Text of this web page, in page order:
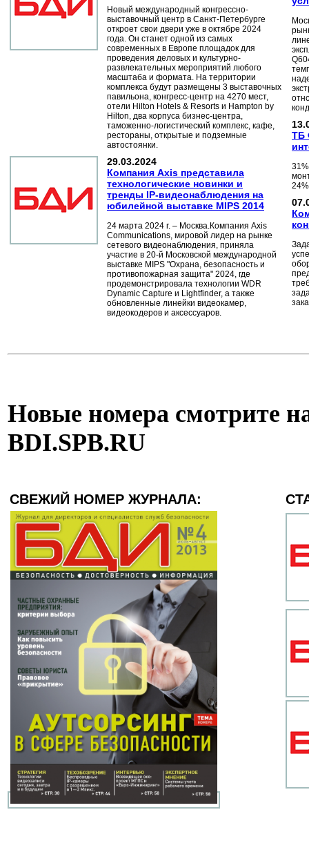
Новый международный конгрессно-
выставочный центр в Санкт-Петербурге
откроет свои двери уже в октябре 2024
года. Он станет одной из самых
современных в Европе площадок для
проведения деловых и культурно-
развлекательных мероприятий любого
масштаба и формата. На территории
комплекса будут размещены 3 выставочных
павильона, конгресс-центр на 4270 мест,
отели Hilton Hotels & Resorts и Hampton by
Hilton, два корпуса бизнес-центра,
таможенно-логистический комплекс, кафе,
рестораны, открытые и подземные
автостоянки.
29.03.2024
Компания Axis представила
технологические новинки и
тренды IP-видеонаблюдения на
юбилейной выставке MIPS 2014
24 марта 2024 г. – Москва.Компания Axis
Communications, мировой лидер на рынке
сетевого видеонаблюдения, приняла
участие в 20-й Московской международной
выставке MIPS "Охрана, безопасность и
противопожарная защита" 2024, где
продемонстрировала технологии WDR
Dynamic Capture и Lightfinder, а также
обновленные линейки видеокамер,
видеокодеров и аксессуаров.
ТБ
Новые номера смотрите
BDI.SPB.RU
СВЕЖИЙ НОМЕР ЖУРНАЛА: